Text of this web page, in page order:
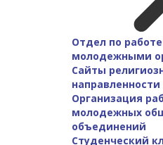
Отдел по
молодежными
Сайты
направленности
Организация
молодежных
объединений
Студенческий